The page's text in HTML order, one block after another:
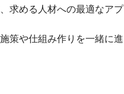
求める人材への最適なアプ
策や仕組み作りを一緒に進